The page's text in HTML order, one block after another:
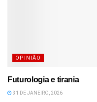
OPINIÃO
Futurologia e tirania
31 DE JANEIRO, 2026